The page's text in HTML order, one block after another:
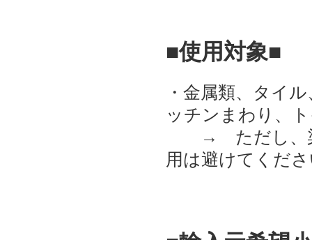
■使用対象■
・金属類、タイ
ッチンまわり、
→ ただし、染
用は避けてくだ